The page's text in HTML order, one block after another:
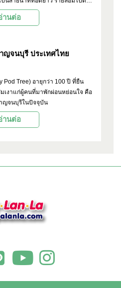
านที่ท่องเที่ยวที่มีชื่อเสียงอันดับต้นๆ
านต่อ
ญจนบุรี ประเทศไทย
Pod Tree) อายุกว่า 100 ปี ที่ยืน
เงาแก่ผู้คนที่มาพักผ่อนหย่อนใจ คือ
ญจนบุรีในปัจจุบัน
านต่อ